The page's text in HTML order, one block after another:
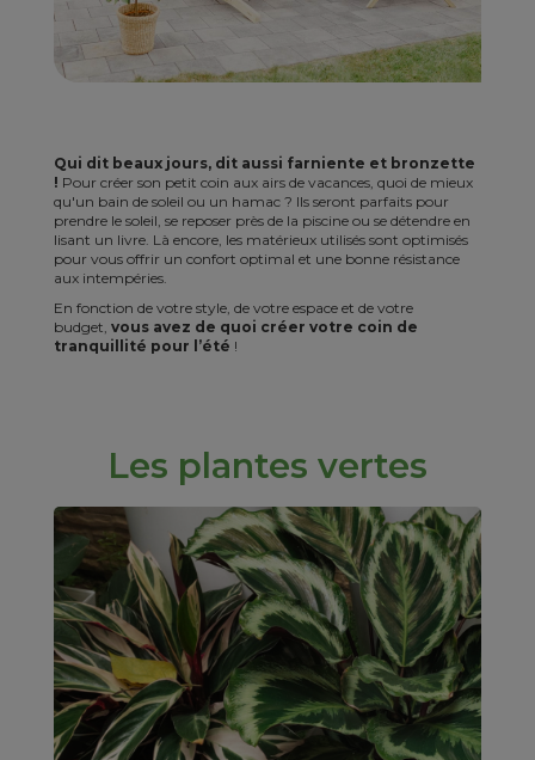
Qui dit beaux jours, dit aussi farniente et bronzette
! Pour créer son petit coin aux airs de vacances, quoi de mieux
qu'un bain de soleil ou un hamac ? Ils seront parfaits pour
prendre le soleil, se reposer près de la piscine ou se détendre en
lisant un livre. Là encore, les matérieux utilisés sont optimisés
pour vous offrir un confort optimal et une bonne résistance
aux intempéries.
En fonction de votre style, de votre espace et de votre
budget, vous avez de quoi créer votre coin de
tranquillité pour l’été !
Les plantes vertes